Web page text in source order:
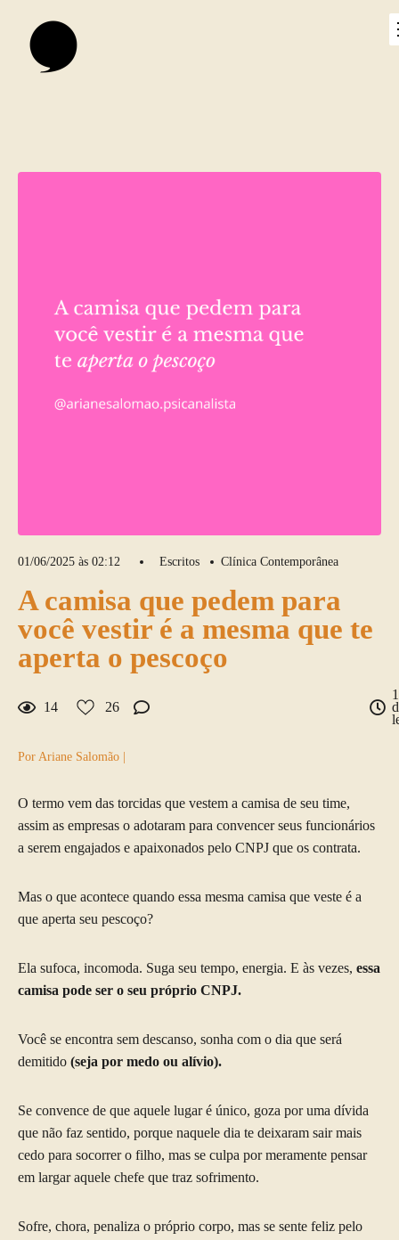
01/06/2025 às 02:12 Escritos Clínica Contemporânea
A camisa que pedem para
você vestir é a mesma que te
aperta o pescoço
14 26
Por Ariane Salomão |
O termo vem das torcidas que vestem a camisa de seu time,
assim as empresas o adotaram para convencer seus funcionários
a serem engajados e apaixonados pelo CNPJ que os contrata.
Mas o que acontece quando essa mesma camisa que veste é a
que aperta seu pescoço?
Ela sufoca, incomoda. Suga seu tempo, energia. E às vezes, essa
camisa pode ser o seu próprio CNPJ.
Você se encontra sem descanso, sonha com o dia que será
demitido (seja por medo ou alívio).
Se convence de que aquele lugar é único, goza por uma dívida
que não faz sentido, porque naquele dia te deixaram sair mais
cedo para socorrer o filho, mas se culpa por meramente pensar
em largar aquele chefe que traz sofrimento.
Sofre, chora, penaliza o próprio corpo, mas se sente feliz pelo